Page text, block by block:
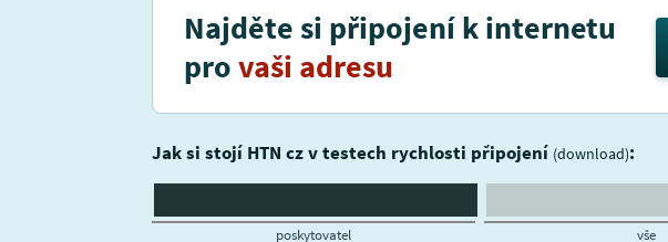
Najděte si připojení k internetu
provaši adresu
Jak si stojí HTN cz v testech rychlosti připojení (download):
poskytovatel
vše